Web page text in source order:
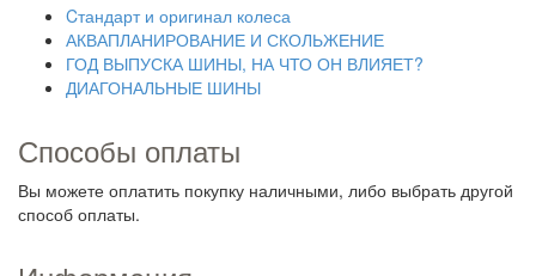
Cтандарт и оригинал колеса
АКВАПЛАНИРОВАНИЕ И СКОЛЬЖЕНИЕ
ГОД ВЫПУСКА ШИНЫ, НА ЧТО ОН ВЛИЯЕТ?
ДИАГОНАЛЬНЫЕ ШИНЫ
Способы оплаты
Вы можете оплатить покупку наличными, либо выбрать другой
способ оплаты.